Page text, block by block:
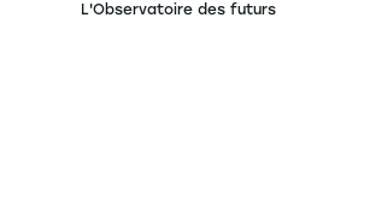
L'Observatoire des futurs